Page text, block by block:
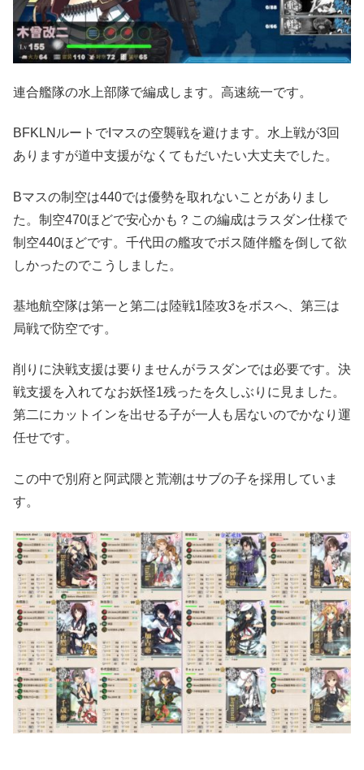
連合艦隊の水上部隊で編成します。高速統一です。
BFKLNルートでIマスの空襲戦を避けます。水上戦が3回
ありますが道中支援がなくてもだいたい大丈夫でした。
Bマスの制空は440では優勢を取れないことがありまし
た。制空470ほどで安心かも？この編成はラスダン仕様で
制空440ほどです。千代田の艦攻でボス随伴艦を倒して欲
しかったのでこうしました。
基地航空隊は第一と第二は陸戦1陸攻3をボスへ、第三は
局戦で防空です。
削りに決戦支援は要りませんがラスダンでは必要です。決
戦支援を入れてなお妖怪1残ったを久しぶりに見ました。
第二にカットインを出せる子が一人も居ないのでかなり運
任せです。
この中で別府と阿武隈と荒潮はサブの子を採用していま
す。